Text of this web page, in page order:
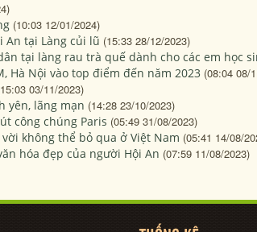
(10:03 12/01/2024)
An tại Làng củi lũ (15:33 28/12/2023)
tại làng rau trà quế dành cho các em học
Hà Nội vào top điểm đến năm 2023 (08:04 08/
03/11/2023)
yên, lãng mạn (14:28 23/10/2023)
công chúng Paris (05:49 31/08/2023)
không thể bỏ qua ở Việt Nam (05:41 14/08/
hóa đẹp của người Hội An (07:59 11/08/2023)